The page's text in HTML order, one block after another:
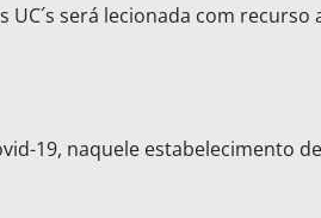
será lecionada com recurso
19, naquele estabelecimento